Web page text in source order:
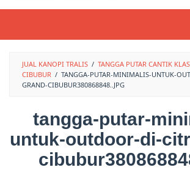
JUAL KANOPI TRALIS / TANGGA PUTAR CANTIK
CIBUBUR / TANGGA-PUTAR-MINIMALIS-UNTUK-
GRAND-CIBUBUR380868848..JPG
tangga-putar-
untuk-outdoor-di-